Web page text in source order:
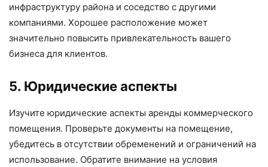
инфраструктуру района и соседство с другими
компаниями. Хорошее расположение может
значительно повысить привлекательность вашего
бизнеса для клиентов.
5. Юридические аспекты
Изучите юридические аспекты аренды коммерческого
помещения. Проверьте документы на помещение,
убедитесь в отсутствии обременений и ограничений на
использование. Обратите внимание на условия